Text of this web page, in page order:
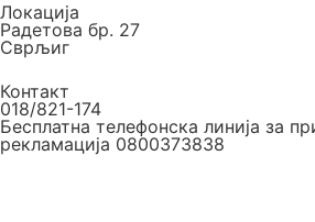
Локација
Радетова бр. 27
Сврљиг
Контакт
018/821-174
Бесплатна телефонска линија за
рекламација 0800373838